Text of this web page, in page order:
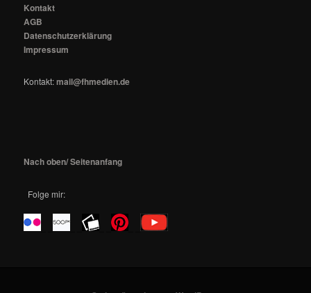
Kontakt
AGB
Datenschutzerklärung
Impressum
Kontakt:mail@fhmedien.de
Nach oben/ Seitenanfang
Folge mir:
_ _